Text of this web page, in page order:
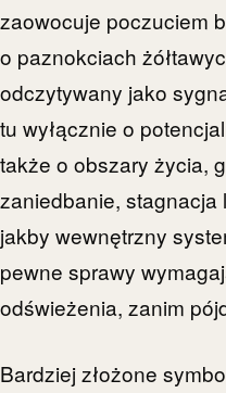
zaowocuje poczuciem
o paznokciach
odczytywany jako
tu wyłącznie o
także o obszary życia,
zaniedbanie, stagnacja
jakby wewnętrzny
pewne sprawy
odświeżenia, zanim
Bardziej złożone